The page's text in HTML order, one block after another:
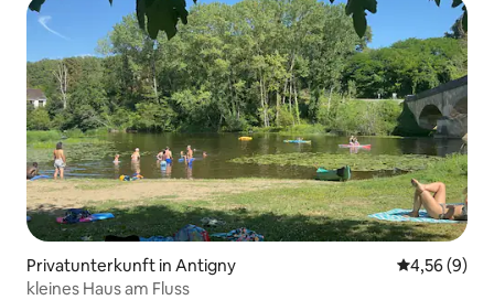
Privatunterkunft in Antigny
4,56 (9)
kleines Haus am Fluss